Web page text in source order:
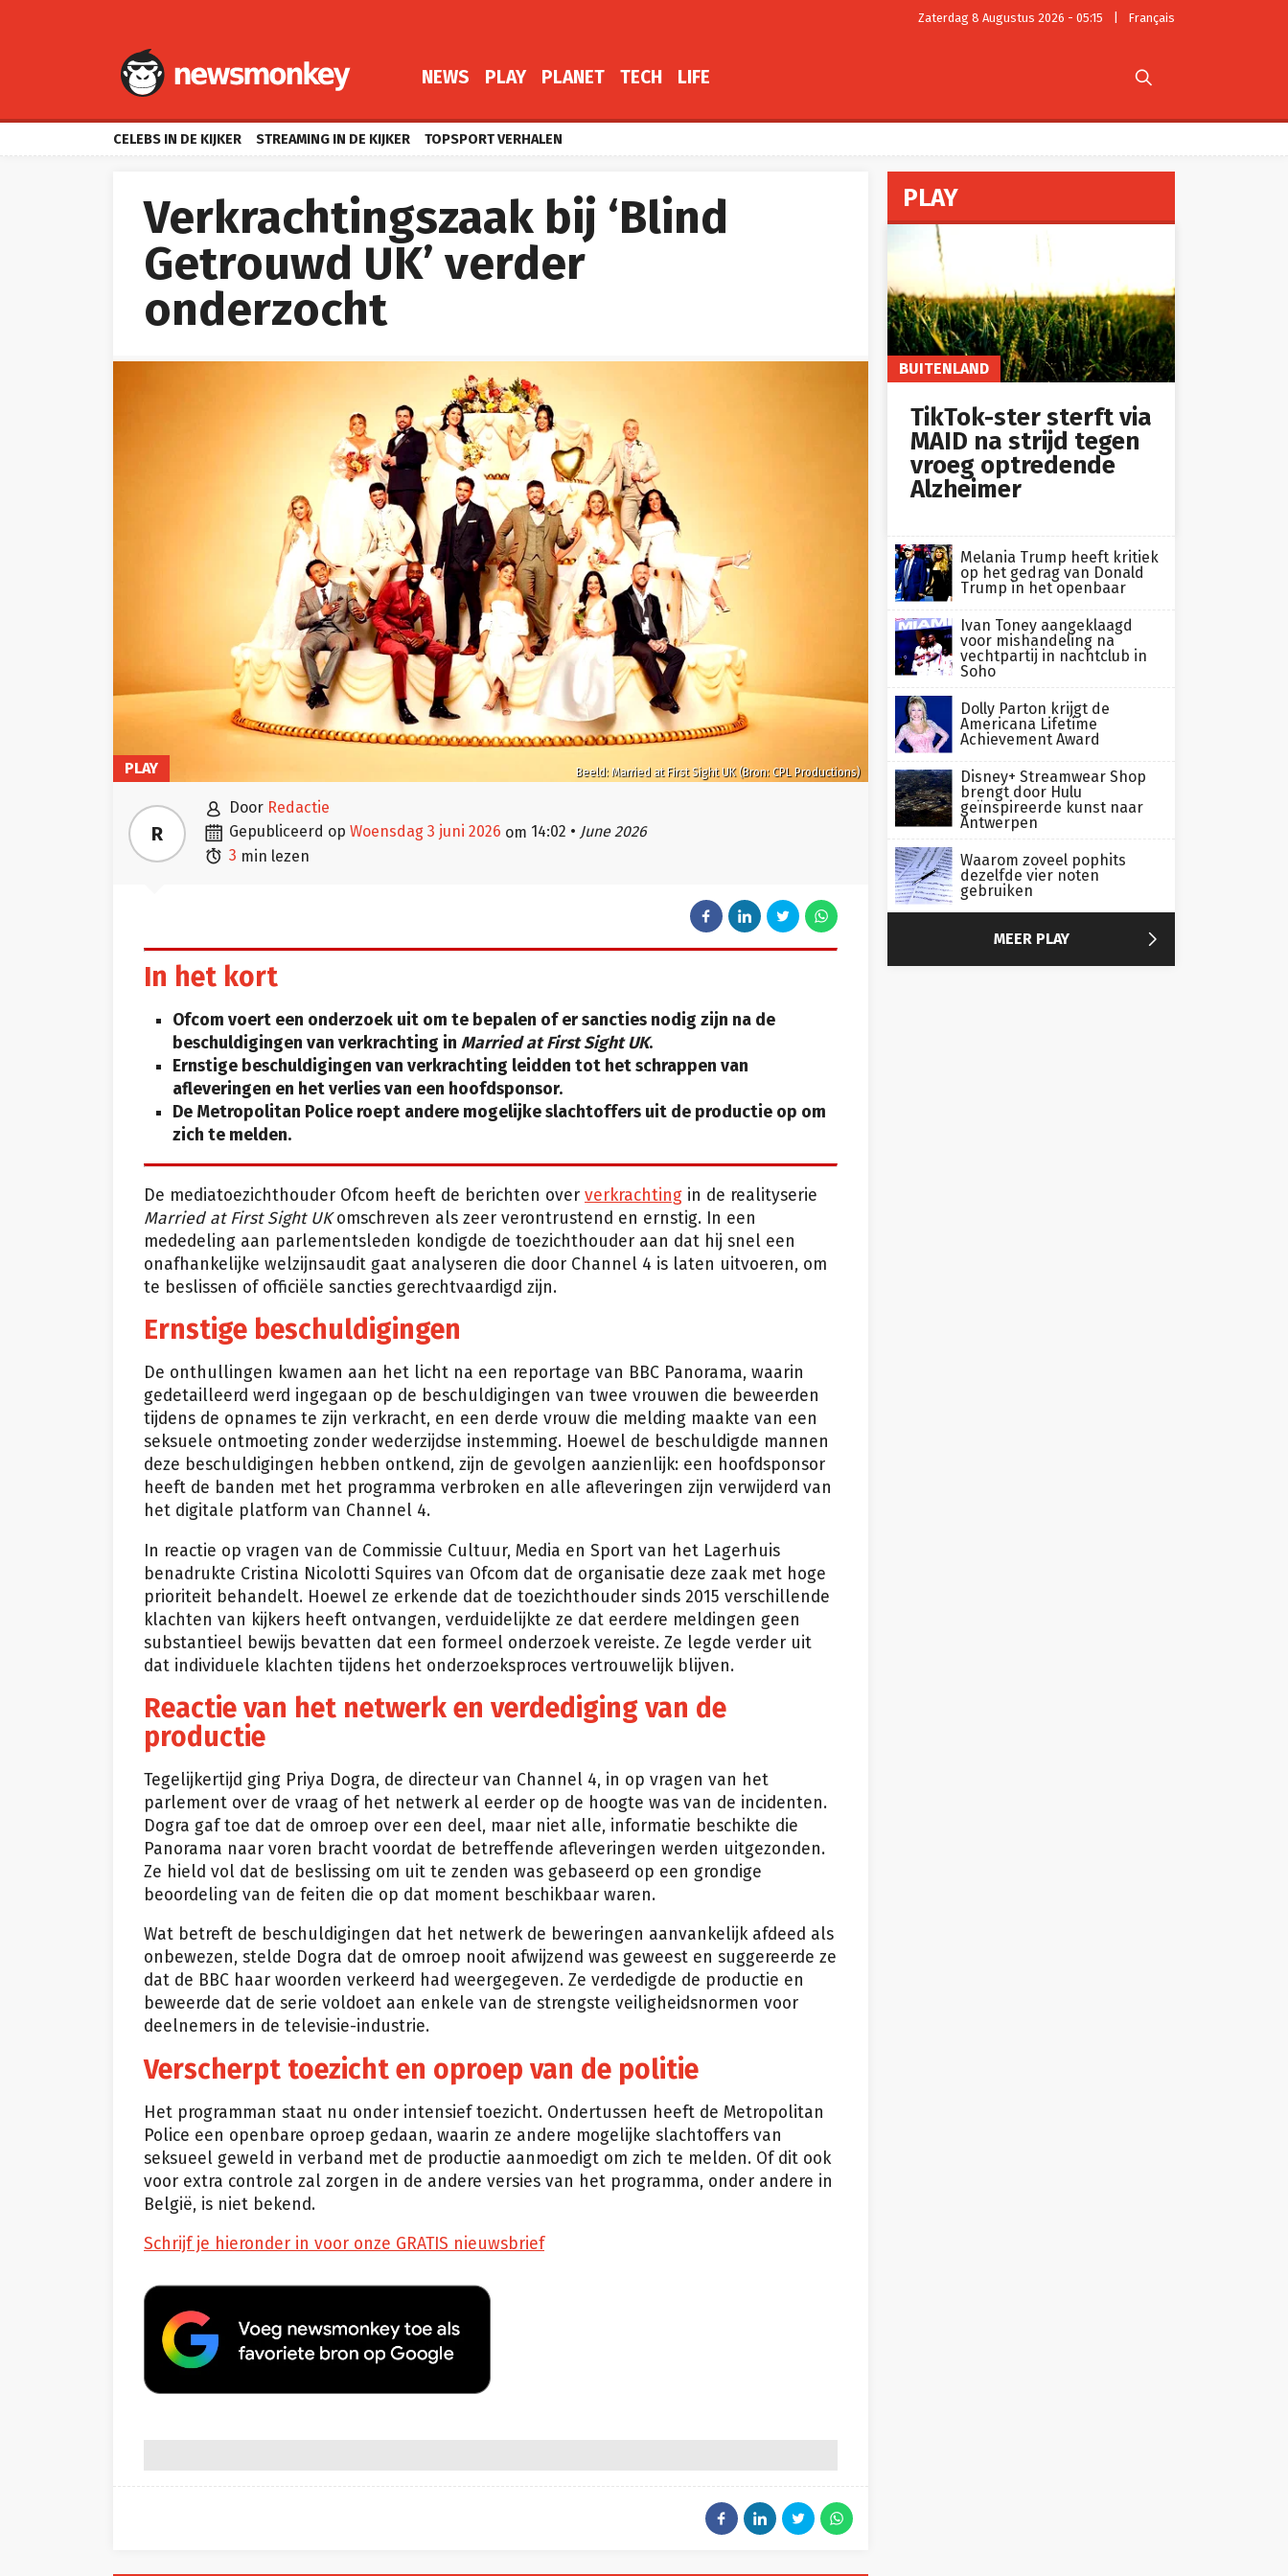
Zaterdag 8 Augustus 2026 - 05:15 Français
NEWS PLAY PLANET TECH LIFE 
CELEBS IN DE KIJKER STREAMING IN DE KIJKER TOPSPORT VERHALEN
Verkrachtingszaak bij ‘Blind
Getrouwd UK’ verder
onderzocht
Beeld: Married at First Sight UK (Bron: CPL Productions)
PLAY
R
 door Redactie
 gepubliceerd op woensdag 3 juni 2026 om 14:02 • June 2026
 3 min lezen
In het kort
Ofcom voert een onderzoek uit om te bepalen of er sancties nodig zijn na de
beschuldigingen van verkrachting in Married at First Sight UK.
Ernstige beschuldigingen van verkrachting leidden tot het schrappen van
afleveringen en het verlies van een hoofdsponsor.
De Metropolitan Police roept andere mogelijke slachtoffers uit de productie op om
zich te melden.
De mediatoezichthouder Ofcom heeft de berichten over verkrachting in de realityserie
Married at First Sight UKomschreven als zeer verontrustend en ernstig. In een
mededeling aan parlementsleden kondigde de toezichthouder aan dat hij snel een
onafhankelijke welzijnsaudit gaat analyseren die door Channel 4 is laten uitvoeren, om
te beslissen of officiële sancties gerechtvaardigd zijn.
Ernstige beschuldigingen
De onthullingen kwamen aan het licht na een reportage van BBC Panorama, waarin
gedetailleerd werd ingegaan op de beschuldigingen van twee vrouwen die beweerden
tijdens de opnames te zijn verkracht, en een derde vrouw die melding maakte van een
seksuele ontmoeting zonder wederzijdse instemming. Hoewel de beschuldigde mannen
deze beschuldigingen hebben ontkend, zijn de gevolgen aanzienlijk: een hoofdsponsor
heeft de banden met het programma verbroken en alle afleveringen zijn verwijderd van
het digitale platform van Channel 4.
In reactie op vragen van de Commissie Cultuur, Media en Sport van het Lagerhuis
benadrukte Cristina Nicolotti Squires van Ofcom dat de organisatie deze zaak met hoge
prioriteit behandelt. Hoewel ze erkende dat de toezichthouder sinds 2015 verschillende
klachten van kijkers heeft ontvangen, verduidelijkte ze dat eerdere meldingen geen
substantieel bewijs bevatten dat een formeel onderzoek vereiste. Ze legde verder uit
dat individuele klachten tijdens het onderzoeksproces vertrouwelijk blijven.
Reactie van het netwerk en verdediging van de
productie
Tegelijkertijd ging Priya Dogra, de directeur van Channel 4, in op vragen van het
parlement over de vraag of het netwerk al eerder op de hoogte was van de incidenten.
Dogra gaf toe dat de omroep over een deel, maar niet alle, informatie beschikte die
Panorama naar voren bracht voordat de betreffende afleveringen werden uitgezonden.
Ze hield vol dat de beslissing om uit te zenden was gebaseerd op een grondige
beoordeling van de feiten die op dat moment beschikbaar waren.
Wat betreft de beschuldigingen dat het netwerk de beweringen aanvankelijk afdeed als
onbewezen, stelde Dogra dat de omroep nooit afwijzend was geweest en suggereerde ze
dat de BBC haar woorden verkeerd had weergegeven. Ze verdedigde de productie en
beweerde dat de serie voldoet aan enkele van de strengste veiligheidsnormen voor
deelnemers in de televisie-industrie.
Verscherpt toezicht en oproep van de politie
Het programman staat nu onder intensief toezicht. Ondertussen heeft de Metropolitan
Police een openbare oproep gedaan, waarin ze andere mogelijke slachtoffers van
seksueel geweld in verband met de productie aanmoedigt om zich te melden. Of dit ook
voor extra controle zal zorgen in de andere versies van het programma, onder andere in
België, is niet bekend.
Schrijf je hieronder in voor onze GRATIS nieuwsbrief
PLAY
BUITENLAND
TikTok-ster sterft via
MAID na strijd tegen
vroeg optredende
Alzheimer
Melania Trump heeft kritiek
op het gedrag van Donald
Trump in het openbaar
Ivan Toney aangeklaagd
voor mishandeling na
vechtpartij in nachtclub in
Soho
Dolly Parton krijgt de
Americana Lifetime
Achievement Award
Disney+ Streamwear Shop
brengt door Hulu
geïnspireerde kunst naar
Antwerpen
Waarom zoveel pophits
dezelfde vier noten
gebruiken
MEER PLAY 